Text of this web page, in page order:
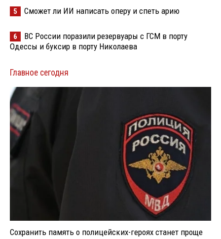
5 Сможет ли ИИ написать оперу и спеть арию
6
ВС России поразили резервуары с ГСМ в порту
Одессы и буксир в порту Николаева
Главное сегодня
Сохранить память о полицейских-героях станет проще